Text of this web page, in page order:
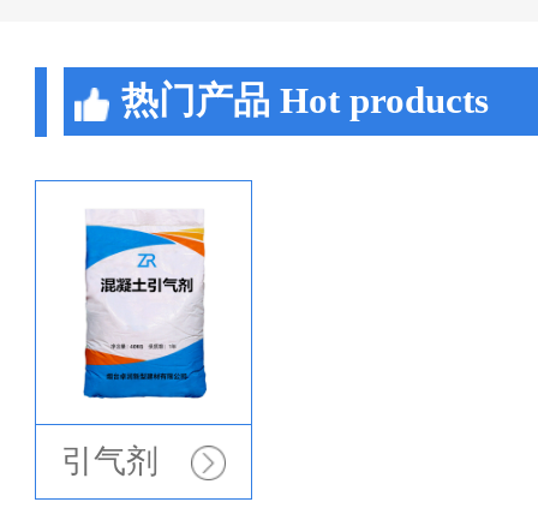
热门产品 Hot products
引气剂